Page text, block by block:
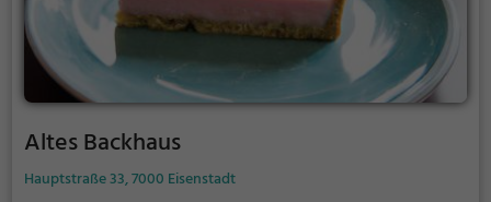
Altes Backhaus
Hauptstraße 33, 7000 Eisenstadt